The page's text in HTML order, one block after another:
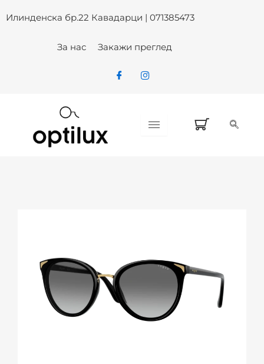
toИлинденска бр.22 Кавадарци | 071385473
За нас Закажи преглед